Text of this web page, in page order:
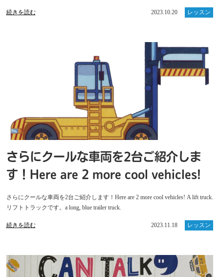
続きを読む 2023.10.20 レッスン
さらにクールな車両を2台ご紹介しま
す！Here are 2 more cool vehicles!
さらにクールな車両を2台ご紹介します！Here are 2 more cool vehicles! A lift truck.
リフトトラックです。a long, blue trailer truck.
続きを読む 2023.11.18 レッスン